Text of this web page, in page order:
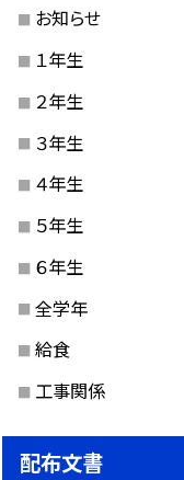
お知らせ
１年生
２年生
３年生
４年生
５年生
６年生
全学年
給食
工事関係
配布文書